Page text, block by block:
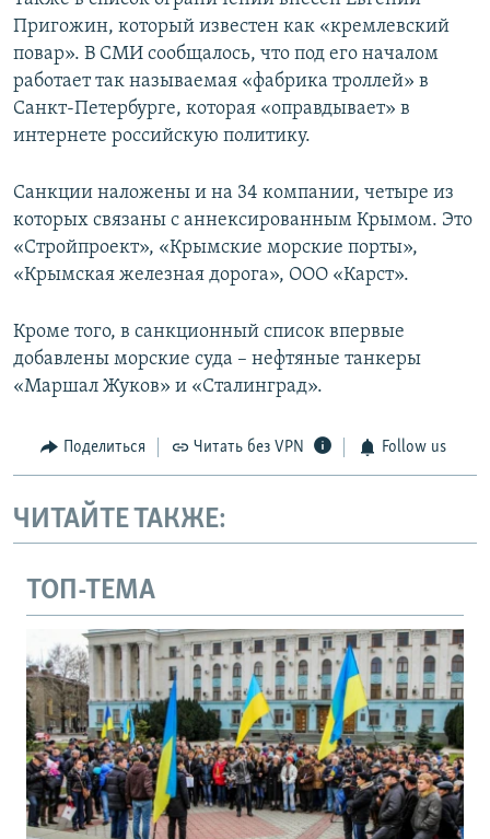
Пригожин, который известен как «кремлевский
повар». В СМИ сообщалось, что под его началом
работает так называемая «фабрика троллей» в
Санкт-Петербурге, которая «оправдывает» в
интернете российскую политику.
Санкции наложены и на 34 компании, четыре из
которых связаны с аннексированным Крымом. Это
«Стройпроект», «Крымские морские порты»,
«Крымская железная дорога», ООО «Карст».
Кроме того, в санкционный список впервые
добавлены морские суда – нефтяные танкеры
«Маршал Жуков» и «Сталинград».
Поделиться Читать без VPN Follow us
ЧИТАЙТЕ ТАКЖЕ:
ТОП-ТЕМА